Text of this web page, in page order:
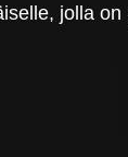
jolla on